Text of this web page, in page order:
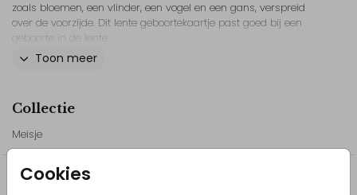
Cookies
zoals bloemen, een vlinder, een vogel en een gans, verspreid
over de voorzijde. Dit lente geboortekaartje past goed bij een
geboorte in de lente.
Het geboortekaartje is uitgevoerd in peach en andere zachte
voor een kleurrijk geheel binnen het kaartje.
Alle teksten en gegevens zijn eenvoudig aan te passen in de
zodat het kaartje aansluit bij jullie wensen.
Toon meer
Collectie
Meisje
Misschien vind je dit ook leuk